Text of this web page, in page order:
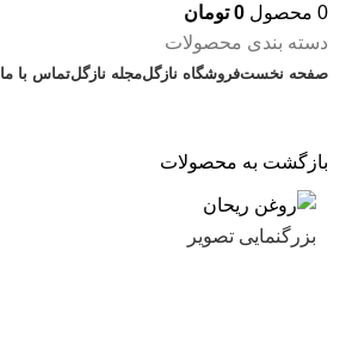
0 محصول 0 تومان
دسته بندی محصولات
صفحه نخستفروشگاه نازگلمجله نازگلتماس با ما
بازگشت به محصولات
بزرگنمایی تصویر